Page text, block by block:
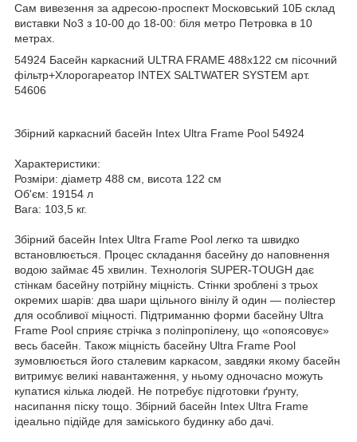
Сам вивезення за адресою-проспект Московський 10Б склад
виставки No3 з 10-00 до 18-00: біля метро Петровка в 10
метрах.
54924 Басейн каркасний ULTRA FRAME 488х122 см пісочний
фільтр+Хлорогареатор INTEX SALTWATER SYSTEM арт.
54606
Збірний каркасний басейн Intex Ultra Frame Pool 54924
Характеристики:
Розміри: діаметр 488 см, висота 122 см
Об'єм: 19154 л
Вага: 103,5 кг.
Збірний басейн Intex Ultra Frame Pool легко та швидко
встановлюється. Процес складання басейну до наповнення
водою займає 45 хвилин. Технологія SUPER-TOUGH дає
стінкам басейну потрійну міцність. Стінки зроблені з трьох
окремих шарів: два шари щільного вінілу й один — поліестер
для особливої міцності. Підтриманню форми басейну Ultra
Frame Pool сприяє стрічка з поліпропілену, що «опоясовує»
весь басейн. Також міцність басейну Ultra Frame Pool
зумовлюється його сталевим каркасом, завдяки якому басейн
витримує великі навантаження, у ньому одночасно можуть
купатися кілька людей. Не потребує підготовки ґрунту,
насипання піску тощо. Збірний басейн Intex Ultra Frame
ідеально підійде для заміського будинку або дачі.